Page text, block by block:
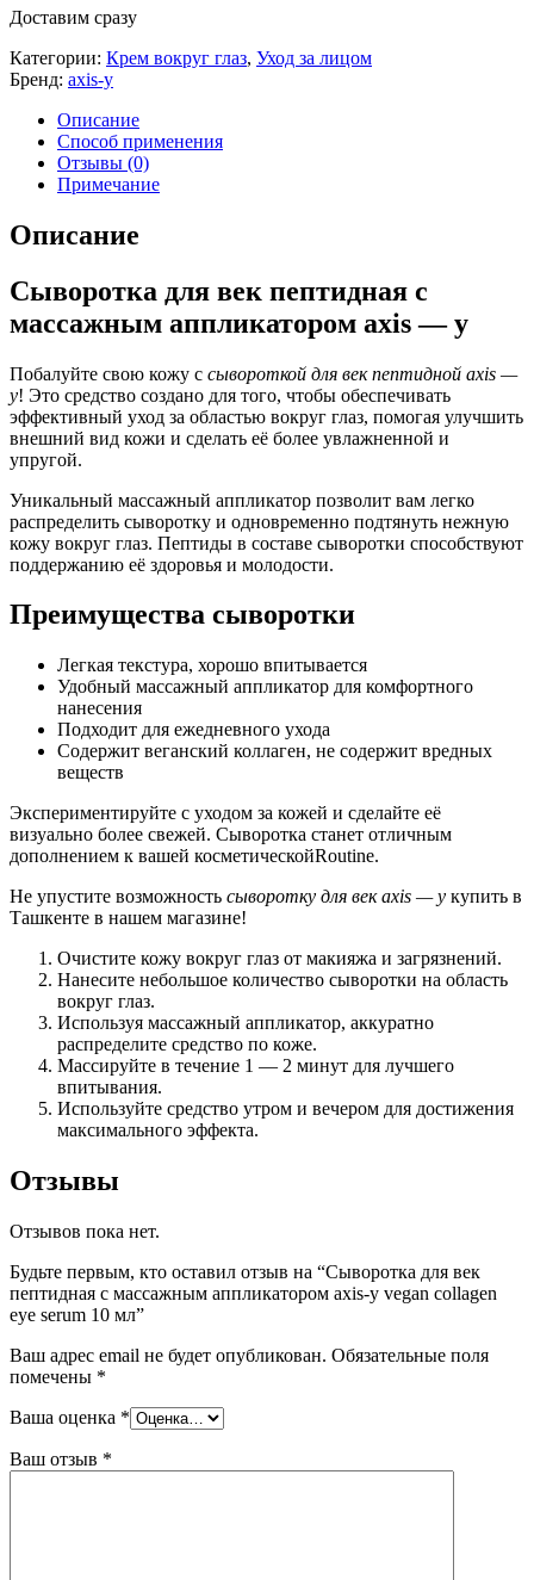
Доставим сразу
Категории: Крем вокруг глаз, Уход за лицом
Бренд: axis-y
Описание
Способ применения
Отзывы (0)
Примечание
Описание
Сыворотка для век пептидная с
массажным аппликатором axis — y
Побалуйте свою кожу с сывороткой для век пептидной axis —
y! Это средство создано для того, чтобы обеспечивать
эффективный уход за областью вокруг глаз, помогая улучшить
внешний вид кожи и сделать её более увлажненной и
упругой.
Уникальный массажный аппликатор позволит вам легко
распределить сыворотку и одновременно подтянуть нежную
кожу вокруг глаз. Пептиды в составе сыворотки способствуют
поддержанию её здоровья и молодости.
Преимущества сыворотки
Легкая текстура, хорошо впитывается
Удобный массажный аппликатор для комфортного
нанесения
Подходит для ежедневного ухода
Содержит веганский коллаген, не содержит вредных
веществ
Экспериментируйте с уходом за кожей и сделайте её
визуально более свежей. Сыворотка станет отличным
дополнением к вашей косметическойRoutine.
Не упустите возможность сыворотку для век axis — y купить в
Ташкенте в нашем магазине!
Очистите кожу вокруг глаз от макияжа и загрязнений.
Нанесите небольшое количество сыворотки на область
вокруг глаз.
Используя массажный аппликатор, аккуратно
распределите средство по коже.
Массируйте в течение 1 — 2 минут для лучшего
впитывания.
Используйте средство утром и вечером для достижения
максимального эффекта.
Отзывы
Отзывов пока нет.
Будьте первым, кто оставил отзыв на “Сыворотка для век
пептидная с массажным аппликатором axis-y vegan collagen
eye serum 10 мл”
Ваш адрес email не будет опубликован. Обязательные поля
помечены *
Ваша оценка *
Ваш отзыв *